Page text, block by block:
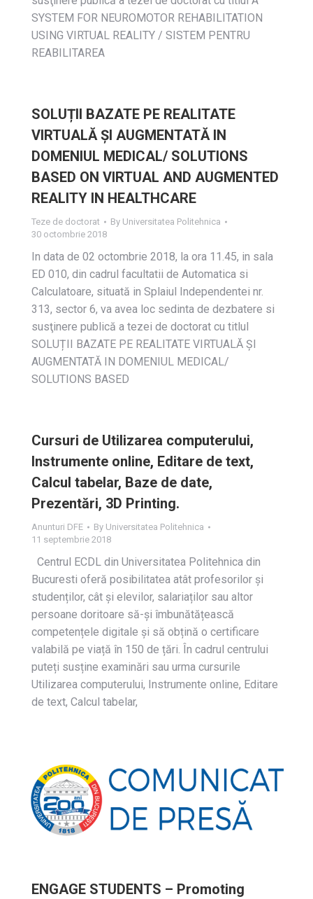
SYSTEM FOR NEUROMOTOR REHABILITATION
USING VIRTUAL REALITY / SISTEM PENTRU
REABILITAREA
SOLUȚII BAZATE PE REALITATE
VIRTUALĂ ŞI AUGMENTATĂ IN
DOMENIUL MEDICAL/ SOLUTIONS
BASED ON VIRTUAL AND AUGMENTED
REALITY IN HEALTHCARE
Teze de doctorat By Universitatea Politehnica
30 octombrie 2018
In data de 02 octombrie 2018, la ora 11.45, in sala
ED 010, din cadrul facultatii de Automatica si
Calculatoare, situată in Splaiul Independentei nr.
313, sector 6, va avea loc sedinta de dezbatere si
susţinere publică a tezei de doctorat cu titlul
SOLUȚII BAZATE PE REALITATE VIRTUALĂ ŞI
AUGMENTATĂ IN DOMENIUL MEDICAL/
SOLUTIONS BASED
Cursuri de Utilizarea computerului,
Instrumente online, Editare de text,
Calcul tabelar, Baze de date,
Prezentări, 3D Printing.
Anunturi DFE By Universitatea Politehnica
11 septembrie 2018
Centrul ECDL din Universitatea Politehnica din
Bucuresti oferă posibilitatea atât profesorilor și
studenților, cât și elevilor, salariaților sau altor
persoane doritoare să-și îmbunătățească
competențele digitale și să obțină o certificare
valabilă pe viață în 150 de țări. În cadrul centrului
puteți susține examinări sau urma cursurile
Utilizarea computerului, Instrumente online, Editare
de text, Calcul tabelar,
ENGAGE STUDENTS – Promoting